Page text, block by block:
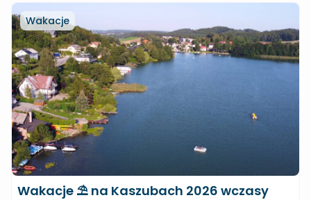
Wakacje
Wakacje ⛱ na Kaszubach 2026 wczasy